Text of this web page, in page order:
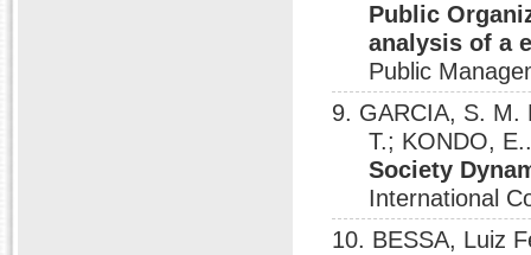
Public
analysis of a
Public
9. GARCIA, S. M.
T.; KONDO,
Society
International
10. BESSA, Luiz